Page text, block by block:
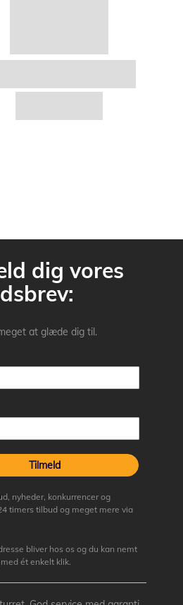
dig vores
at glæde dig til.
Tilmeld
nyheder, konkurrencer og
timers tilbud og meget mere via
bliver hos os og du kan nemt
ét enkelt klik.